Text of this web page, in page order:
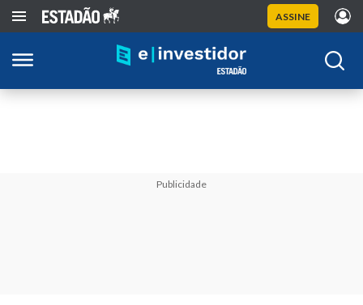
ASSINE
Publicidade